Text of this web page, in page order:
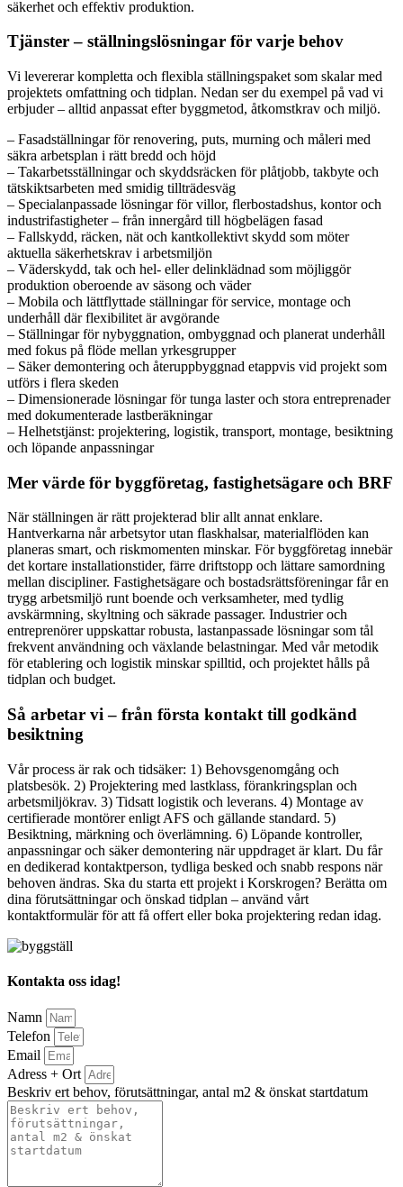
säkerhet och effektiv produktion.
Tjänster – ställningslösningar för varje behov
Vi levererar kompletta och flexibla ställningspaket som skalar med
projektets omfattning och tidplan. Nedan ser du exempel på vad vi
erbjuder – alltid anpassat efter byggmetod, åtkomstkrav och miljö.
– Fasadställningar för renovering, puts, murning och måleri med
säkra arbetsplan i rätt bredd och höjd
– Takarbetsställningar och skyddsräcken för plåtjobb, takbyte och
tätskiktsarbeten med smidig tillträdesväg
– Specialanpassade lösningar för villor, flerbostadshus, kontor och
industrifastigheter – från innergård till högbelägen fasad
– Fallskydd, räcken, nät och kantkollektivt skydd som möter
aktuella säkerhetskrav i arbetsmiljön
– Väderskydd, tak och hel- eller delinklädnad som möjliggör
produktion oberoende av säsong och väder
– Mobila och lättflyttade ställningar för service, montage och
underhåll där flexibilitet är avgörande
– Ställningar för nybyggnation, ombyggnad och planerat underhåll
med fokus på flöde mellan yrkesgrupper
– Säker demontering och återuppbyggnad etappvis vid projekt som
utförs i flera skeden
– Dimensionerade lösningar för tunga laster och stora entreprenader
med dokumenterade lastberäkningar
– Helhetstjänst: projektering, logistik, transport, montage, besiktning
och löpande anpassningar
Mer värde för byggföretag, fastighetsägare och BRF
När ställningen är rätt projekterad blir allt annat enklare.
Hantverkarna når arbetsytor utan flaskhalsar, materialflöden kan
planeras smart, och riskmomenten minskar. För byggföretag innebär
det kortare installationstider, färre driftstopp och lättare samordning
mellan discipliner. Fastighetsägare och bostadsrättsföreningar får en
trygg arbetsmiljö runt boende och verksamheter, med tydlig
avskärmning, skyltning och säkrade passager. Industrier och
entreprenörer uppskattar robusta, lastanpassade lösningar som tål
frekvent användning och växlande belastningar. Med vår metodik
för etablering och logistik minskar spilltid, och projektet hålls på
tidplan och budget.
Så arbetar vi – från första kontakt till godkänd
besiktning
Vår process är rak och tidsäker: 1) Behovsgenomgång och
platsbesök. 2) Projektering med lastklass, förankringsplan och
arbetsmiljökrav. 3) Tidsatt logistik och leverans. 4) Montage av
certifierade montörer enligt AFS och gällande standard. 5)
Besiktning, märkning och överlämning. 6) Löpande kontroller,
anpassningar och säker demontering när uppdraget är klart. Du får
en dedikerad kontaktperson, tydliga besked och snabb respons när
behoven ändras. Ska du starta ett projekt i Korskrogen? Berätta om
dina förutsättningar och önskad tidplan – använd vårt
kontaktformulär för att få offert eller boka projektering redan idag.
Kontakta oss idag!
Namn
Telefon
Email
Adress + Ort
Beskriv ert behov, förutsättningar, antal m2 & önskat startdatum